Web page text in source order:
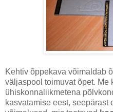
Kehtiv õppekava võimaldab
väljaspool toimuvat õpet. Me
ühiskonnaliikmetena
kasvatamise eest, seepärast